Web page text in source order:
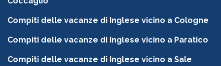
Compiti delle vacanze di Inglese vicino a Cologne
Compiti delle vacanze di Inglese vicino a Paratico
Compiti delle vacanze di Inglese vicino a Sale